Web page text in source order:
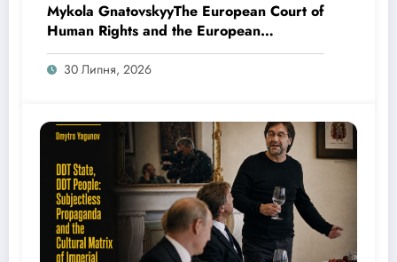
Mykola GnatovskyyThe European Court of
Human Rights and the European
Committee for the Prevention of Torture
and Inhuman or Degrading Treatment or
30 Липня, 2026